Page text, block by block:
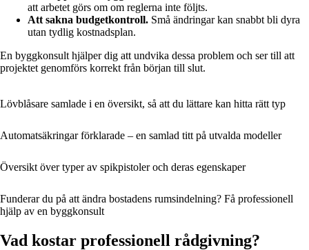
att arbetet görs om om reglerna inte följts.
Att sakna budgetkontroll. Små ändringar kan snabbt bli dyra
utan tydlig kostnadsplan.
En byggkonsult hjälper dig att undvika dessa problem och ser till att
projektet genomförs korrekt från början till slut.
Lövblåsare samlade i en översikt, så att du lättare kan hitta rätt typ
Automatsäkringar förklarade – en samlad titt på utvalda modeller
Översikt över typer av spikpistoler och deras egenskaper
Funderar du på att ändra bostadens rumsindelning? Få professionell
hjälp av en byggkonsult
Vad kostar professionell rådgivning?